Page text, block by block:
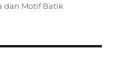
dan Motif Batik